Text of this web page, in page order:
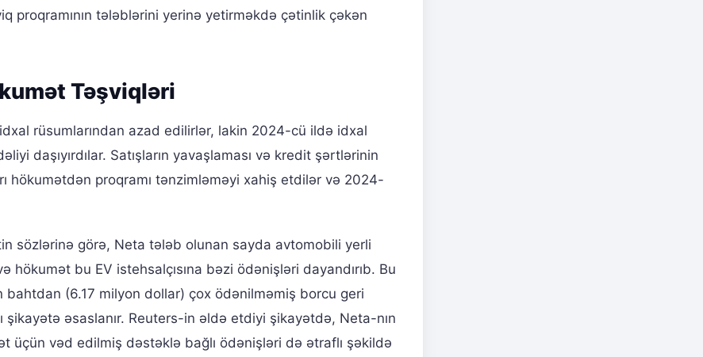
proqramının tələblərini yerinə yetirməkdə çətinlik çəkən
Təşviqləri
rüsumlarından azad edilirlər, lakin 2024-cü ildə idxal
daşıyırdılar. Satışların yavaşlaması və kredit şərtlərinin
hökumətdən proqramı tənzimləməyi xahiş etdilər və 2024-
sözlərinə görə, Neta tələb olunan sayda avtomobili yerli
bu EV istehsalçısına bəzi ödənişləri dayandırıb. Bu
(6.17 milyon dollar) çox ödənilməmiş borcu geri
şikayətə əsaslanır. Reuters-in əldə etdiyi şikayətdə, Neta-nın
üçün vəd edilmiş dəstəklə bağlı ödənişləri də ətraflı şəkildə